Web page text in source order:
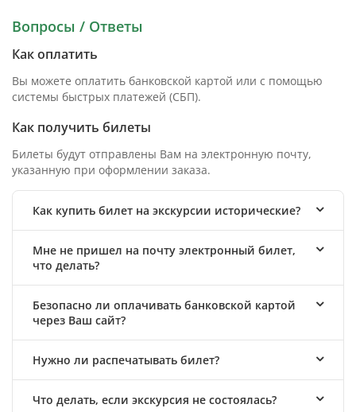
Вопросы / Ответы
Как оплатить
Вы можете оплатить банковской картой или с помощью
системы быстрых платежей (СБП).
Как получить билеты
Билеты будут отправлены Вам на электронную почту,
указанную при оформлении заказа.
Как купить билет на экскурсии исторические?
Мне не пришел на почту электронный билет,
что делать?
Безопасно ли оплачивать банковской картой
через Ваш сайт?
Нужно ли распечатывать билет?
Что делать, если экскурсия не состоялась?